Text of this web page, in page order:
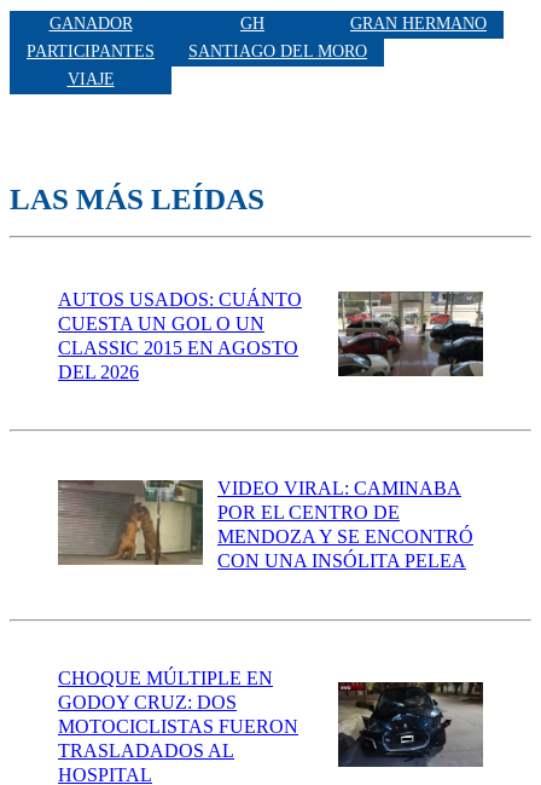
GANADOR GH
GRAN HERMANO
PARTICIPANTES
SANTIAGO DEL MORO
VIAJE
LAS MÁS LEÍDAS
AUTOS USADOS: CUÁNTO
CUESTA UN GOL O UN
CLASSIC 2015 EN AGOSTO
DEL 2026
VIDEO VIRAL: CAMINABA
POR EL CENTRO DE
MENDOZA Y SE ENCONTRÓ
CON UNA INSÓLITA PELEA
CHOQUE MÚLTIPLE EN
GODOY CRUZ: DOS
MOTOCICLISTAS FUERON
TRASLADADOS AL
HOSPITAL